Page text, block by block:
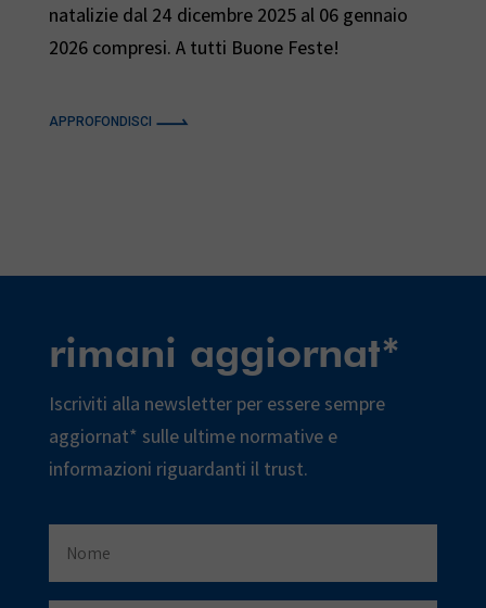
natalizie dal 24 dicembre 2025 al 06 gennaio
2026 compresi. A tutti Buone Feste!
APPROFONDISCI
rimani aggiornat*
Iscriviti alla newsletter per essere sempre
aggiornat* sulle ultime normative e
informazioni riguardanti il trust.